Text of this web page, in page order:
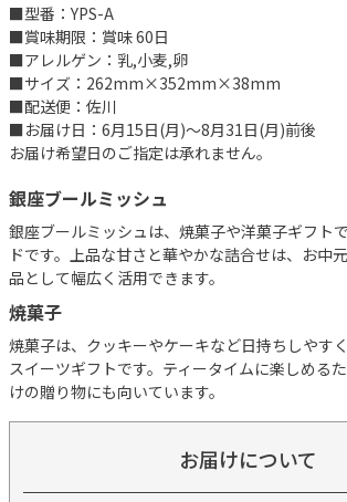
■型番：YPS-A
■賞味期限：賞味 60日
■アレルゲン：乳,小麦,卵
■サイズ：262mm×352mm×38mm
■配送便：佐川
■お届け日：6月15日(月)～8月31日(月)前後
お届け希望日のご指定は承れません。
銀座ブールミッシュ
銀座ブールミッシュは、焼菓子や洋菓子ギフト
ドです。上品な甘さと華やかな詰合せは、お中
品として幅広く活用できます。
焼菓子
焼菓子は、クッキーやケーキなど日持ちしやす
スイーツギフトです。ティータイムに楽しめる
けの贈り物にも向いています。
お届けについて